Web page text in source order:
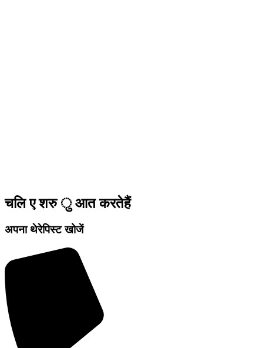
चलि ए शरु ु आत करतेहैं
अपना थेरेपिस्ट खोजें